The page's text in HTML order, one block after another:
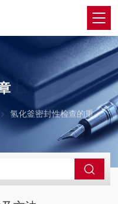
氢化釜密封性检查的重要性及方法